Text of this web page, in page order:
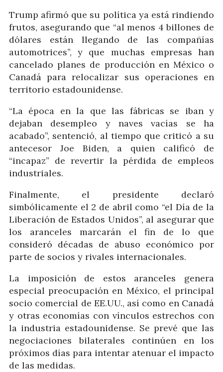
Trump afirmó que su política ya está rindiendo
frutos, asegurando que “al menos 4 billones de
dólares están llegando de las compañías
automotrices”, y que muchas empresas han
cancelado planes de producción en México o
Canadá para relocalizar sus operaciones en
territorio estadounidense.
“La época en la que las fábricas se iban y
dejaban desempleo y naves vacías se ha
acabado”, sentenció, al tiempo que criticó a su
antecesor Joe Biden, a quien calificó de
“incapaz” de revertir la pérdida de empleos
industriales.
Finalmente, el presidente declaró
simbólicamente el 2 de abril como “el Día de la
Liberación de Estados Unidos”, al asegurar que
los aranceles marcarán el fin de lo que
consideró décadas de abuso económico por
parte de socios y rivales internacionales.
La imposición de estos aranceles genera
especial preocupación en México, el principal
socio comercial de EE.UU., así como en Canadá
y otras economías con vínculos estrechos con
la industria estadounidense. Se prevé que las
negociaciones bilaterales continúen en los
próximos días para intentar atenuar el impacto
de las medidas.